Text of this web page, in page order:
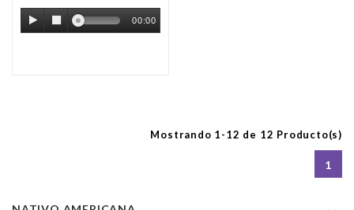
00:00
Mostrando 1-12 de 12 Producto(s)
1